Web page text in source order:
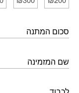
סכום המתנה
שם המזמינה